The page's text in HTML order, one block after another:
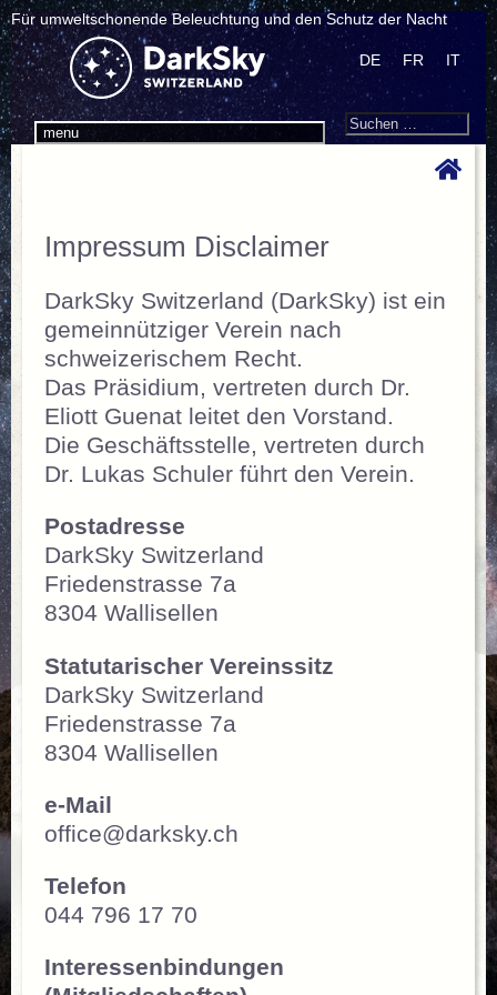
Für umweltschonende Beleuchtung und den Schutz der Nacht
menu
DE FR IT
Search
Suchen
Impressum Disclaimer
DarkSky Switzerland (DarkSky) ist ein
gemeinnütziger Verein nach
schweizerischem Recht.
Das Präsidium, vertreten durch Dr.
Eliott Guenat leitet den Vorstand.
Die Geschäftsstelle, vertreten durch
Dr. Lukas Schuler führt den Verein.
Postadresse
DarkSky Switzerland
Friedenstrasse 7a
8304 Wallisellen
Statutarischer Vereinssitz
DarkSky Switzerland
Friedenstrasse 7a
8304 Wallisellen
e-Mail
office@darksky.ch
Telefon
044 796 17 70
Interessenbindungen